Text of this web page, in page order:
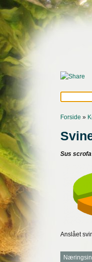
Forside »
Sus scrofa
Anslået